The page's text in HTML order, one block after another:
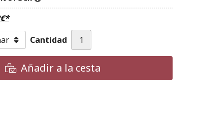
€*
Cantidad
Añadir a la cesta